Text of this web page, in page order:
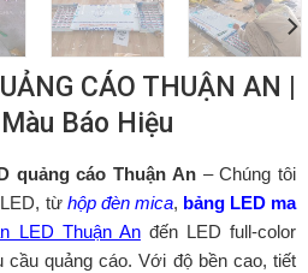
CÁO THUẬN AN |
Báo Hiệu
quảng cáo Thuận An– Chúng tôi
từ hộp đèn mica, bảng LED ma
LED Thuận Anđến LED full-color
cầu quảng cáo. Với độ bền cao, tiết